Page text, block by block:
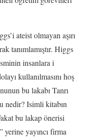
ateist olmayan aşırı
tanımlamıştır. Higgs
insanlara i
kullanılmasını hoş
bu lakabı Tanrı
nedir? Isimli kitabın
bu lakap önerisi
yerine yayıncı firma